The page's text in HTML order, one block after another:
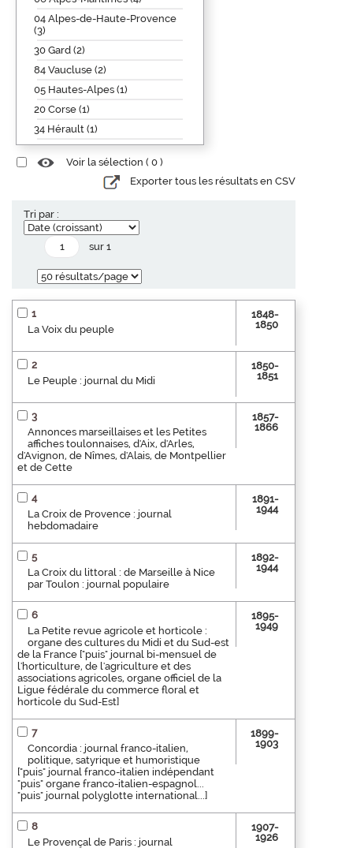
04 Alpes-de-Haute-Provence
(3)
30 Gard (2)
84 Vaucluse (2)
05 Hautes-Alpes (1)
20 Corse (1)
34 Hérault (1)
Voir la sélection ( 0 )
Exporter tous les résultats en CSV
Tri par :
sur 1
1
La Voix du peuple
1848-
1850
2
Le Peuple : journal du Midi
1850-
1851
3
Annonces marseillaises et les Petites
affiches toulonnaises, d'Aix, d'Arles,
d'Avignon, de Nîmes, d'Alais, de Montpellier
et de Cette
1857-
1866
4
La Croix de Provence : journal
hebdomadaire
1891-
1944
5
La Croix du littoral : de Marseille à Nice
par Toulon : journal populaire
1892-
1944
6
La Petite revue agricole et horticole :
organe des cultures du Midi et du Sud-est
de la France ["puis" journal bi-mensuel de
l'horticulture, de l'agriculture et des
associations agricoles, organe officiel de la
Ligue fédérale du commerce floral et
horticole du Sud-Est]
1895-
1949
7
Concordia : journal franco-italien,
politique, satyrique et humoristique
["puis" journal franco-italien indépendant
"puis" organe franco-italien-espagnol...
"puis" journal polyglotte international...]
1899-
1903
8
Le Provençal de Paris : journal
1907-
1926